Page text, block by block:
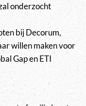
onderzocht
bij Decorum,
willen maken voor
Gap en ETI